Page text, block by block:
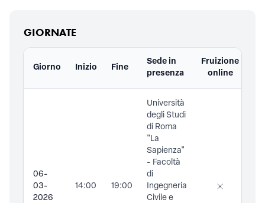
GIORNATE
Giorno Inizio Fine
Sede in
presenza
Fruizione
online
06-
03-
2026
14:00 19:00
Università
degli Studi
di Roma
"La
Sapienza"
- Facoltà
di
Ingegneria
Civile e